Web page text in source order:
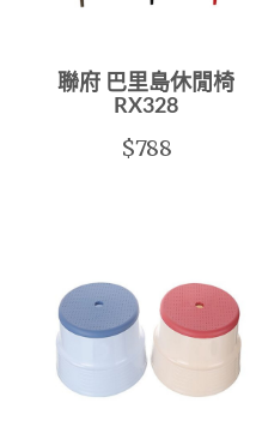
聯府 巴里島休閒椅
RX328
$788